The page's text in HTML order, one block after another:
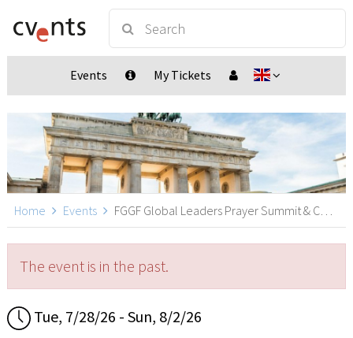
Events My Tickets
Home Events FGGF Global Leaders Prayer Summit & Conference, Berlin
The event is in the past.
Tue, 7/28/26 - Sun, 8/2/26